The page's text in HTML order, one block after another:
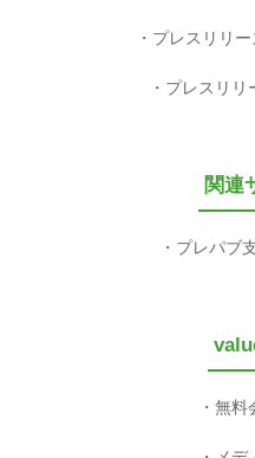
プレスリリ
プレスリリ
関連
プレパブ
無料